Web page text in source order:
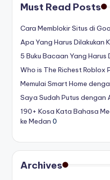
Must Read Posts
Cara Memblokir Situs di
Apa Yang Harus Dilakukan
5 Buku Bacaan Yang Harus
Who is The Richest Roblox
Memulai Smart Home
Saya Sudah Putus dengan
190+ Kosa Kata Bahasa
ke Medan 0
Archives